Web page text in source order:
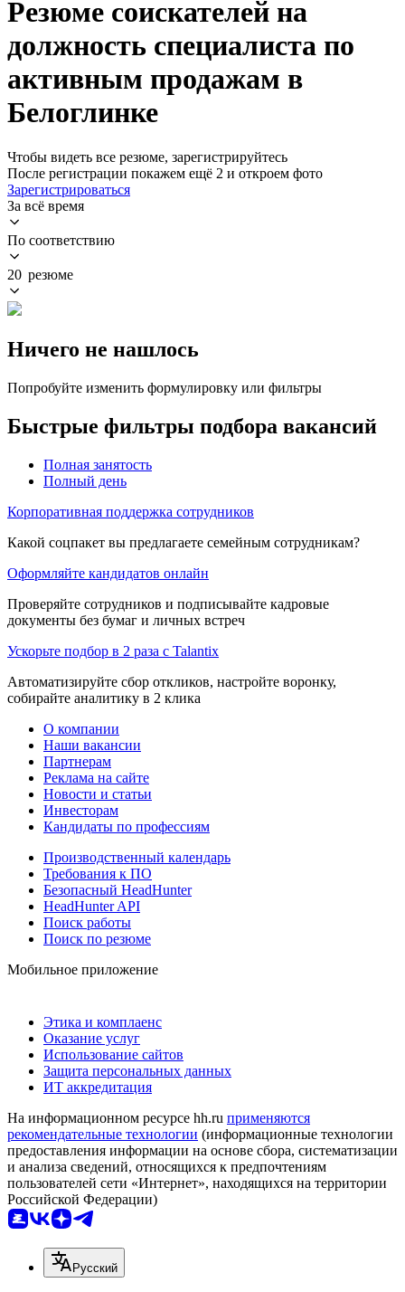
Резюме соискателей на
должность специалиста по
активным продажам в
Белоглинке
Чтобы видеть все резюме, зарегистрируйтесь
После регистрации покажем ещё 2 и откроем фото
Зарегистрироваться
За всё время
По соответствию
20 резюме
Ничего не нашлось
Попробуйте изменить формулировку или фильтры
Быстрые фильтры подбора вакансий
Полная занятость
Полный день
Корпоративная поддержка сотрудников
Какой соцпакет вы предлагаете семейным сотрудникам?
Оформляйте кандидатов онлайн
Проверяйте сотрудников и подписывайте кадровые
документы без бумаг и личных встреч
Ускорьте подбор в 2 раза с Talantix
Автоматизируйте сбор откликов, настройте воронку,
собирайте аналитику в 2 клика
О компании
Наши вакансии
Партнерам
Реклама на сайте
Новости и статьи
Инвесторам
Кандидаты по профессиям
Производственный календарь
Требования к ПО
Безопасный HeadHunter
HeadHunter API
Поиск работы
Поиск по резюме
Мобильное приложение
Этика и комплаенс
Оказание услуг
Использование сайтов
Защита персональных данных
ИТ аккредитация
На информационном ресурсе hh.ru применяются
рекомендательные технологии (информационные технологии
предоставления информации на основе сбора, систематизации
и анализа сведений, относящихся к предпочтениям
пользователей сети «Интернет», находящихся на территории
Российской Федерации)
Русский